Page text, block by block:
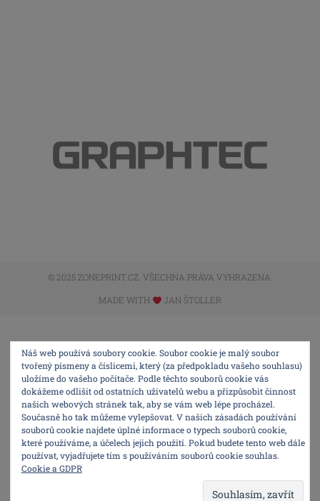
© 2025 ZONEPRINT.CZ. VŠECHNA PRÁVA VYHRAZENA.
MADE WITH
JAN ŠTOLLER
Náš web používá soubory cookie. Soubor cookie je malý soubor
tvořený písmeny a číslicemi, který (za předpokladu vašeho souhlasu)
uložíme do vašeho počítače. Podle těchto souborů cookie vás
dokážeme odlišit od ostatních uživatelů webu a přizpůsobit činnost
našich webových stránek tak, aby se vám web lépe procházel.
Současně ho tak můžeme vylepšovat. V našich zásadách používání
souborů cookie najdete úplné informace o typech souborů cookie,
které používáme, a účelech jejich použití. Pokud budete tento web dále
používat, vyjadřujete tím s používáním souborů cookie souhlas.
Cookie a GDPR